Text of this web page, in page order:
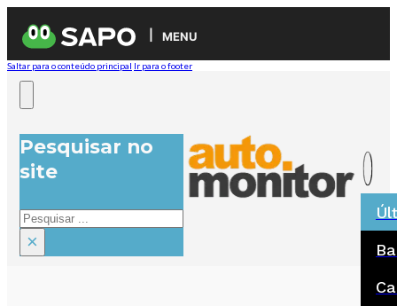
MENU
Saltar para o conteúdo principal Ir para o footer
Pesquisar no
site
Pesquisar
×